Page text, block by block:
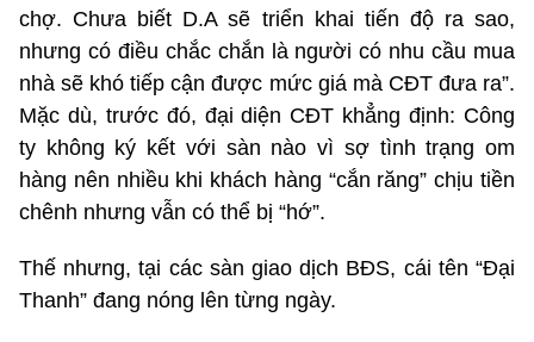
chợ. Chưa biết D.A sẽ triển khai tiến độ ra sao,
nhưng có điều chắc chắn là người có nhu cầu mua
nhà sẽ khó tiếp cận được mức giá mà CĐT đưa ra”.
Mặc dù, trước đó, đại diện CĐT khẳng định: Công
ty không ký kết với sàn nào vì sợ tình trạng om
hàng nên nhiều khi khách hàng “cắn răng” chịu tiền
chênh nhưng vẫn có thể bị “hớ”.
Thế nhưng, tại các sàn giao dịch BĐS, cái tên “Đại
Thanh” đang nóng lên từng ngày.